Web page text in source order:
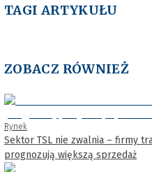
TAGI ARTYKUŁU
ZOBACZ RÓWNIEŻ
Rynek
Sektor TSL nie zwalnia – firmy
prognozują większą sprzedaż